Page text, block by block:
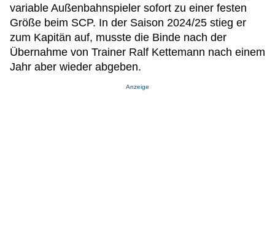
variable Außenbahnspieler sofort zu einer festen
Größe beim SCP. In der Saison 2024/25 stieg er
zum Kapitän auf, musste die Binde nach der
Übernahme von Trainer Ralf Kettemann nach einem
Jahr aber wieder abgeben.
Anzeige